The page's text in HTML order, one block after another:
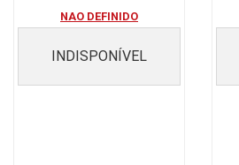
NAO DEFINIDO
INDISPONÍVEL